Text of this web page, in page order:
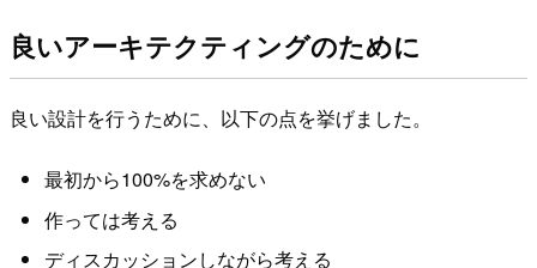
良いアーキテクティングのために
良い設計を行うために、以下の点を挙げました。
最初から100%を求めない
作っては考える
ディスカッションしながら考える